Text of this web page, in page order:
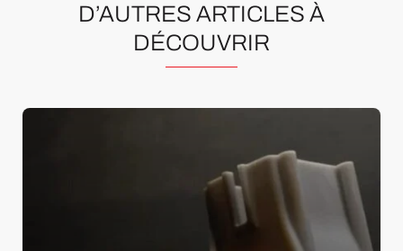
D’AUTRES ARTICLES À
DÉCOUVRIR